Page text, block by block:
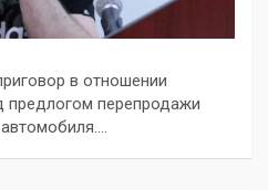
в отношении
предлогом перепродажи